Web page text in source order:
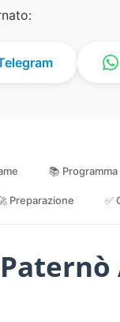
📚 Programma
Preparazione ✅